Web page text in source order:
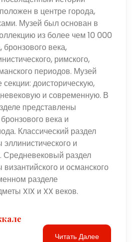
в центре города,
Музей был основан в
из более чем 10 000
века,
римского,
периодов. Музей
доисторическую,
и современную. В
представлены
века и
Классический раздел
и
Средневековый раздел
и османского
разделе
XIX и XX веков.
Читать Далее